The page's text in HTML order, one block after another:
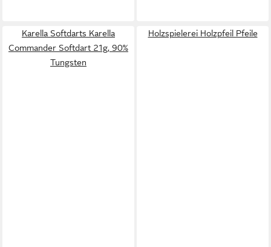
Karella Softdarts Karella
Commander Softdart 21g, 90%
Tungsten
Holzspielerei Holzpfeil Pfeile